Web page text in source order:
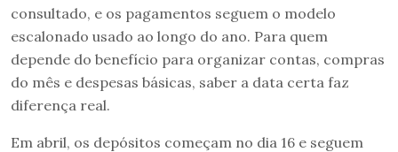
consultado, e os pagamentos seguem o modelo
escalonado usado ao longo do ano. Para quem
depende do benefício para organizar contas, compras
do mês e despesas básicas, saber a data certa faz
diferença real.
Em abril, os depósitos começam no dia 16 e seguem